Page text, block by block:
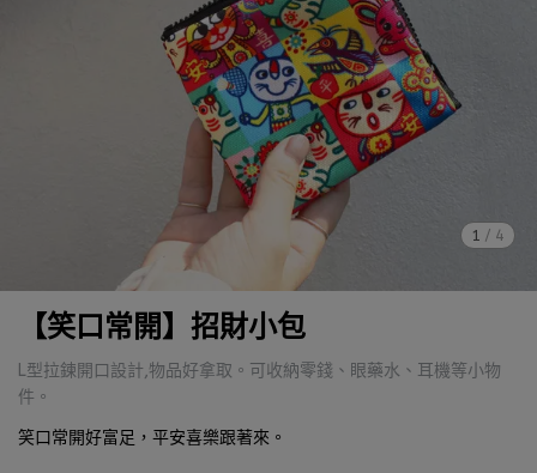
1 / 4
【笑口常開】招財小包
L型拉鍊開口設計,物品好拿取。可收納零錢、眼藥水、耳機等小物
件。
笑口常開好富足，平安喜樂跟著來。